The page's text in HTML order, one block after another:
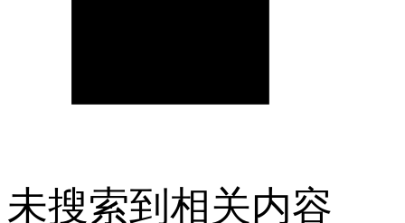
未搜索到相关内容